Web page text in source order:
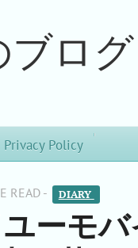
ブログ
Privacy Policy
READ - DIARY
ーモバ